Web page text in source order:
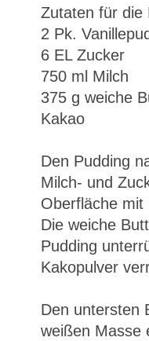
Zutaten für die
2 Pk.
6 EL Zucker
750 ml Milch
375 g weiche
Kakao
Den Pudding
Milch- und
Oberfläche mit
Die weiche
Pudding
Kakopulver
Den untersten
weißen Masse